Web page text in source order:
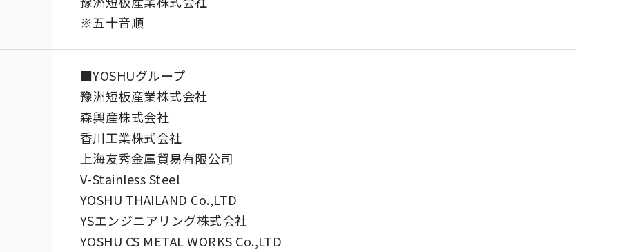
※五十音順
■YOSHUグループ
豫洲短板産業株式会社
森興産株式会社
香川工業株式会社
上海友秀金属貿易有限公司
V-Stainless Steel
YOSHU THAILAND Co.,LTD
YSエンジニアリング株式会社
YOSHU CS METAL WORKS Co.,LTD